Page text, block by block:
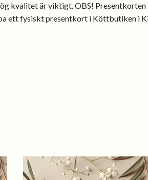
kvalitet är viktigt. OBS! Presentkorten
ett fysiskt presentkort i Köttbutiken i